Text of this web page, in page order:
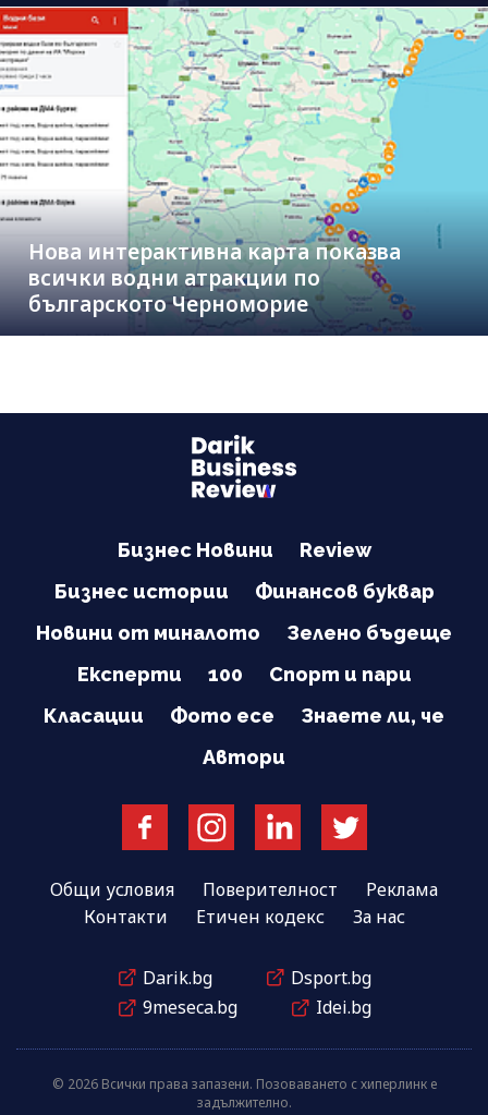
Нова интерактивна карта показва
всички водни атракции по
българското Черноморие
Бизнес Новини
Review
Бизнес истории
Финансов буквар
Новини от миналото
Зелено бъдеще
Експерти
100
Спорт и пари
Класации
Фото есе
Знаете ли, че
Автори
Общи условия Поверителност
Реклама
Контакти
Етичен кодекс За нас
Darik.bg
Dsport.bg
9meseca.bg
Idei.bg
© 2026 Всички права запазени. Позоваването с хиперлинк е
задължително.